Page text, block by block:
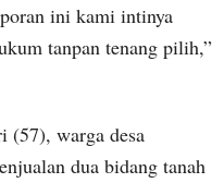
ini kami intinya
tanpan tenang pilih,”
(57), warga desa
dua bidang tanah